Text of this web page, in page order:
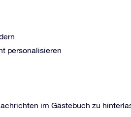
personalisieren
im Gästebuch zu